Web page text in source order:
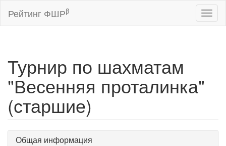
Рейтинг ФШРβ
Турнир по шахматам
"Весенняя проталинка"
(старшие)
Общая информация